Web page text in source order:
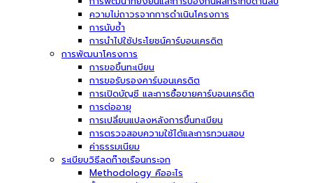
ความไม่ถาวรจากการดำเนินโครงการ
การนับซ้ำ
การนำไปใช้ประโยชน์คาร์บอนเครดิต
การพัฒนาโครงการ
การขอขึ้นทะเบียน
การขอรับรองคาร์บอนเครดิต
การเปิดบัญชี และการซื้อขายคาร์บอนเครดิต
การต่ออายุ
การเปลี่ยนแปลงหลังการขึ้นทะเบียน
การตรวจสอบความใช้ได้และการทวนสอบ
ค่าธรรมเนียม
ระเบียบวิธีลดก๊าซเรือนกระจก
Methodology คืออะไร